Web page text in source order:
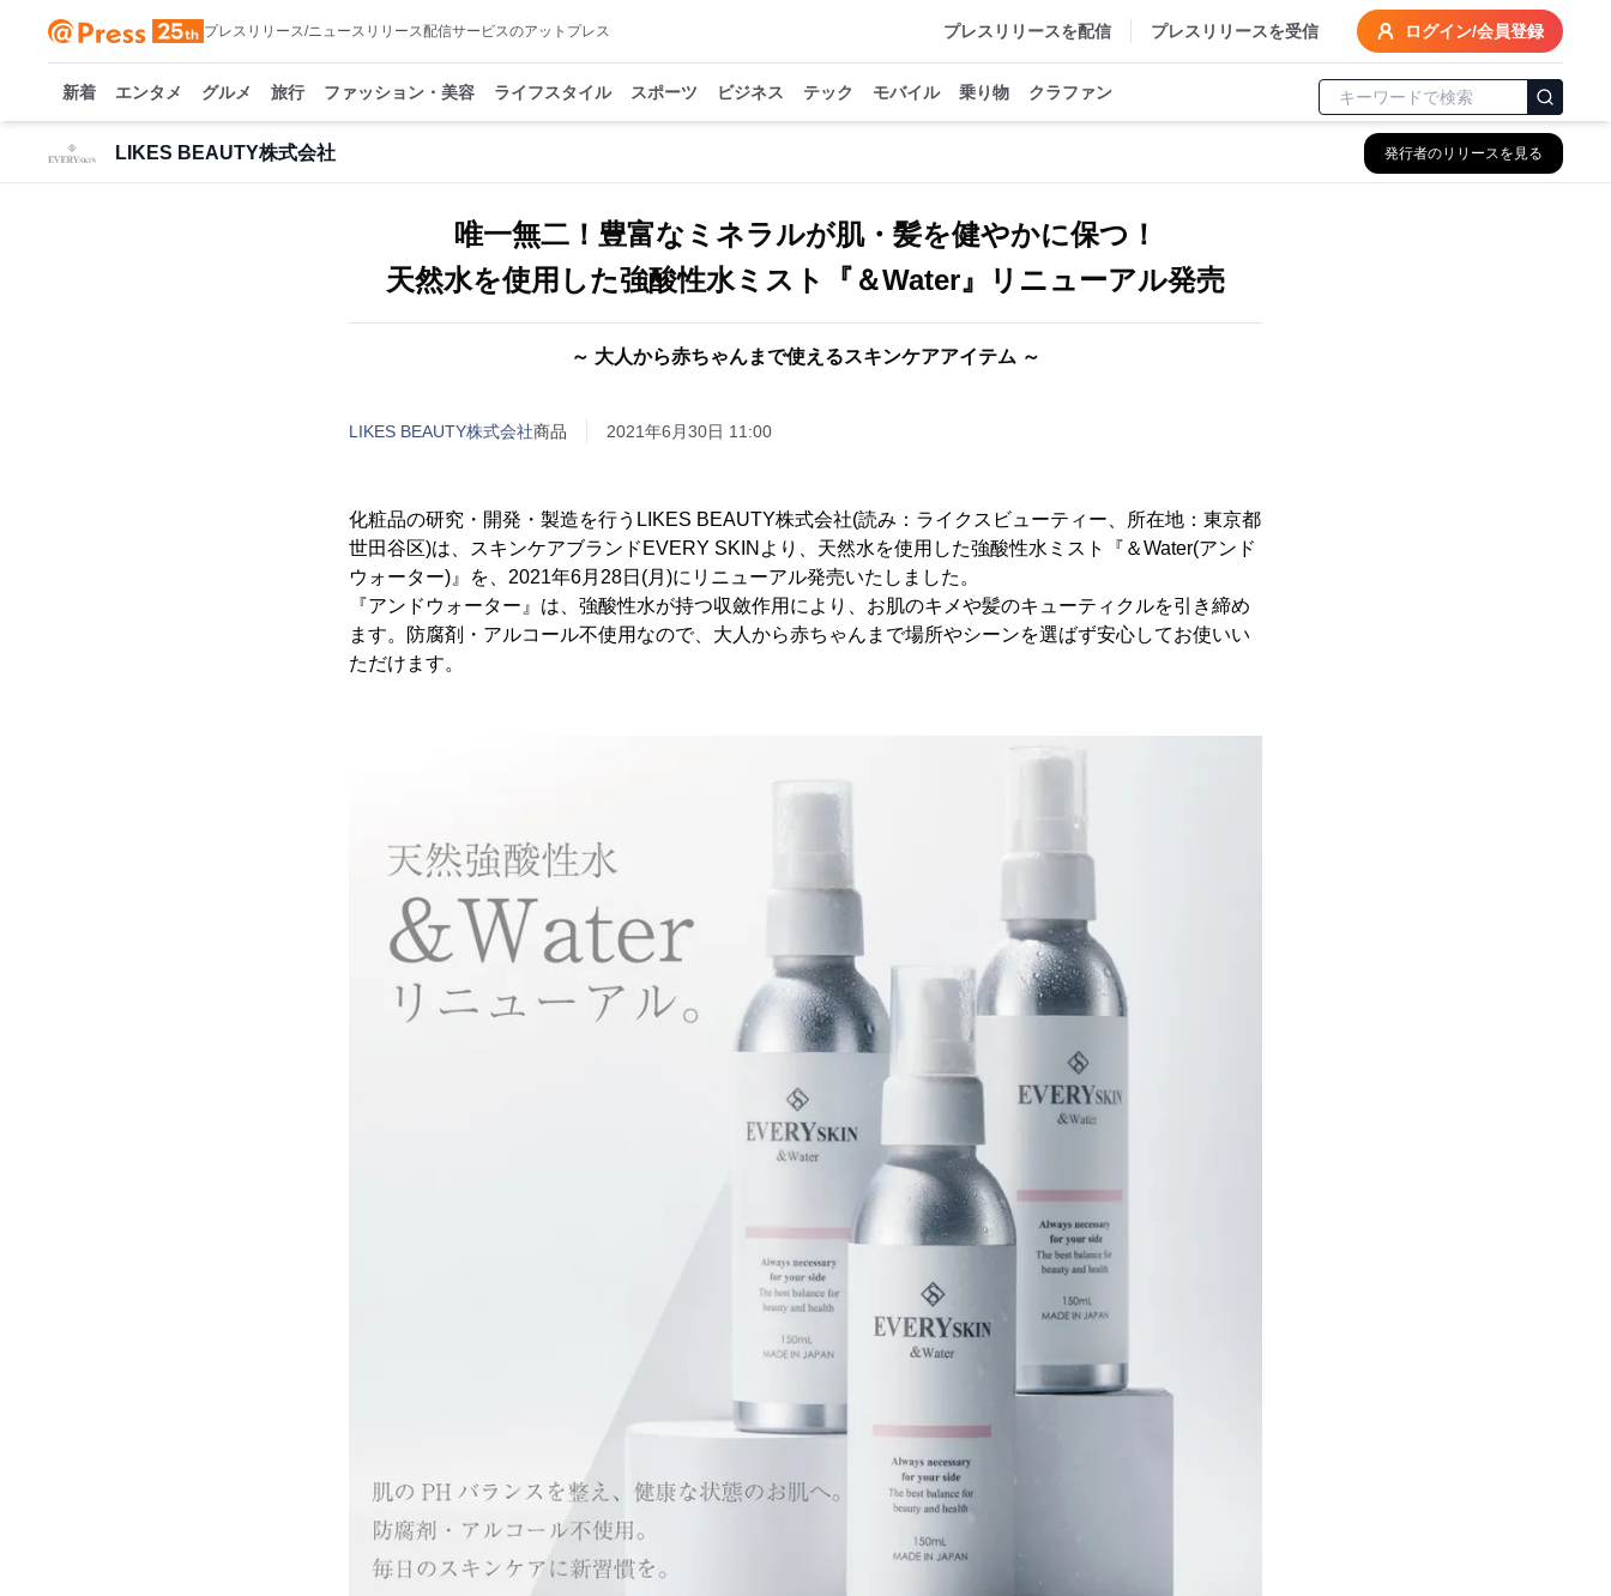
プレスリリース/ニュースリリース配信サービスのアットプレス プレスリリースを配信 プレスリリースを受信 ログイン/会員登録
新着 エンタメ グルメ 旅行 ファッション・美容 ライフスタイル スポーツ ビジネス テック モバイル 乗り物 クラファン
LIKES BEAUTY株式会社 発行者のリリースを見る
唯一無二！豊富なミネラルが肌・髪を健やかに保つ！
天然水を使用した強酸性水ミスト『＆Water』リニューアル発売
～ 大人から赤ちゃんまで使えるスキンケアアイテム ～
LIKES BEAUTY株式会社商品 2021年6月30日 11:00
化粧品の研究・開発・製造を行うLIKES BEAUTY株式会社(読み：ライクスビューティー、所在地：東京都
世田谷区)は、スキンケアブランドEVERY SKINより、天然水を使用した強酸性水ミスト『＆Water(アンド
ウォーター)』を、2021年6月28日(月)にリニューアル発売いたしました。
『アンドウォーター』は、強酸性水が持つ収斂作用により、お肌のキメや髪のキューティクルを引き締め
ます。防腐剤・アルコール不使用なので、大人から赤ちゃんまで場所やシーンを選ばず安心してお使いい
ただけます。